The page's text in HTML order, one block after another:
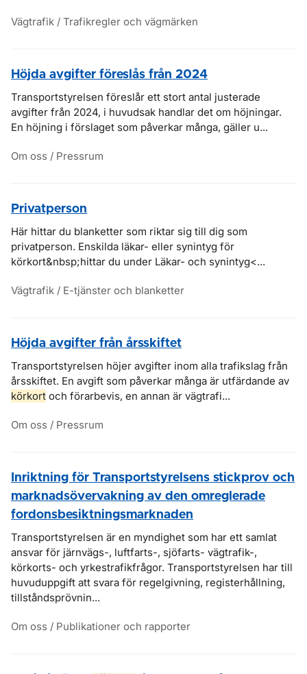
Vägtrafik / Trafikregler och vägmärken
Höjda avgifter föreslås från 2024
Transportstyrelsen föreslår ett stort antal justerade
avgifter från 2024, i huvudsak handlar det om höjningar.
En höjning i förslaget som påverkar många, gäller u...
Om oss / Pressrum
Privatperson
Här hittar du blanketter som riktar sig till dig som
privatperson. Enskilda läkar- eller synintyg för
körkort&nbsp;hittar du under Läkar- och synintyg<...
Vägtrafik / E-tjänster och blanketter
Höjda avgifter från årsskiftet
Transportstyrelsen höjer avgifter inom alla trafikslag från
årsskiftet. En avgift som påverkar många är utfärdande av
körkort och förarbevis, en annan är vägtrafi...
Om oss / Pressrum
Inriktning för Transportstyrelsens stickprov och
marknadsövervakning av den omreglerade
fordonsbesiktningsmarknaden
Transportstyrelsen är en myndighet som har ett samlat
ansvar för järnvägs-, luftfarts-, sjöfarts- vägtrafik-,
körkorts- och yrkestrafikfrågor. Transportstyrelsen har till
huvuduppgift att svara för regelgivning, registerhållning,
tillståndsprövnin...
Om oss / Publikationer och rapporter